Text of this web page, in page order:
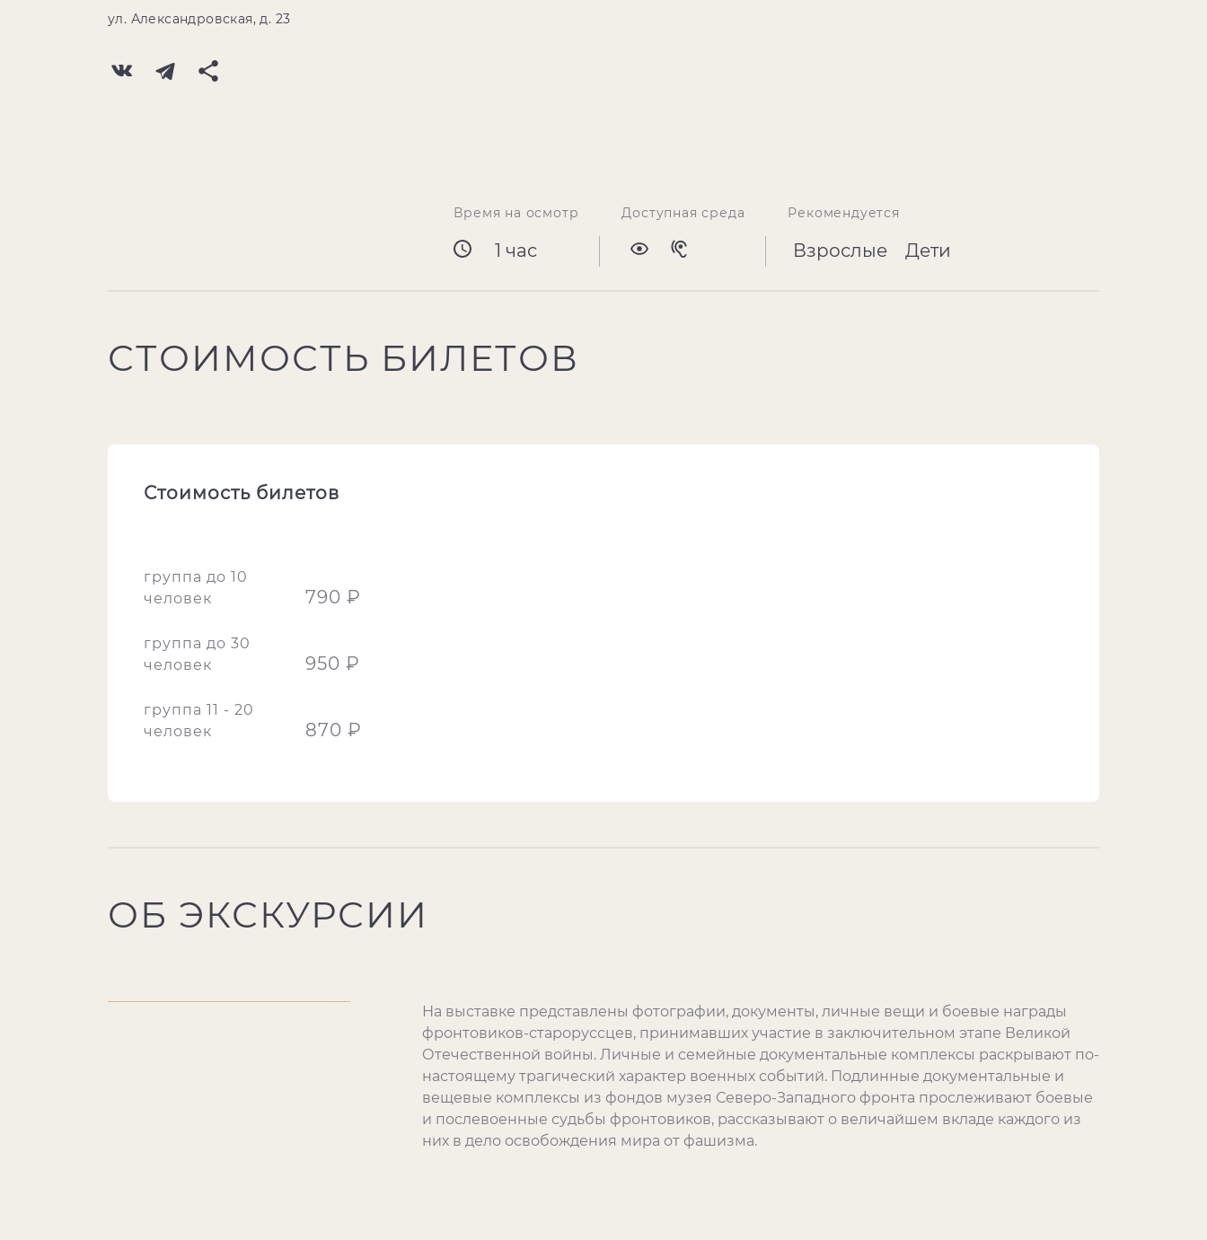
ул. Александровская, д. 23
Время на осмотр
1 час
Доступная среда Рекомендуется
Взрослые Дети
СТОИМОСТЬ БИЛЕТОВ
Стоимость билетов
группа до 10
человек
790 ₽
группа до 30
человек
950 ₽
группа 11 - 20
человек
870 ₽
ОБ ЭКСКУРСИИ
На выставке представлены фотографии, документы, личные вещи и боевые награды
фронтовиков-староруссцев, принимавших участие в заключительном этапе Великой
Отечественной войны. Личные и семейные документальные комплексы раскрывают по-
настоящему трагический характер военных событий. Подлинные документальные и
вещевые комплексы из фондов музея Северо-Западного фронта прослеживают боевые
и послевоенные судьбы фронтовиков, рассказывают о величайшем вкладе каждого из
них в дело освобождения мира от фашизма.